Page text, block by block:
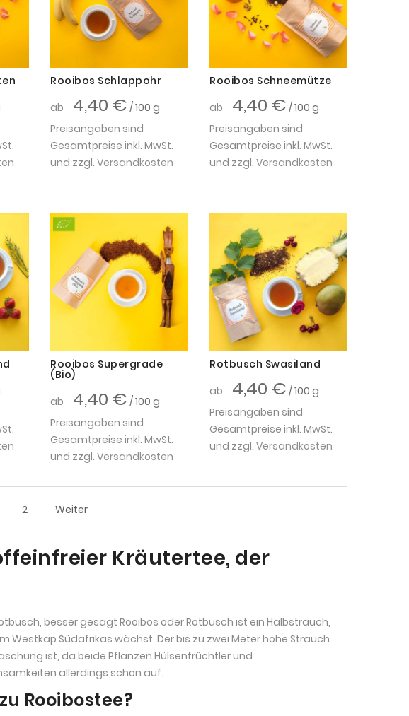
Rooibos Schlappohr
ab
4,40 € / 100 g
Preisangaben sind
Gesamtpreise inkl. MwSt.
und zzgl. Versandkosten
Rooibos Schneemütze
ab
4,40 € / 100 g
Preisangaben sind
Gesamtpreise inkl. MwSt.
und zzgl. Versandkosten
Rooibos Supergrade
(Bio)
ab
4,40 € / 100 g
Preisangaben sind
Gesamtpreise inkl. MwSt.
und zzgl. Versandkosten
Rotbusch Swasiland
ab
4,40 € / 100 g
Preisangaben sind
Gesamtpreise inkl. MwSt.
und zzgl. Versandkosten
2 Weiter
Kräutertee, der
besser gesagt Rooibos oder Rotbusch ist ein Halbstrauch,
Westkap Südafrikas wächst. Der bis zu zwei Meter hohe Strauch
ist, da beide Pflanzen Hülsenfrüchtler und
allerdings schon auf.
Rooibostee?